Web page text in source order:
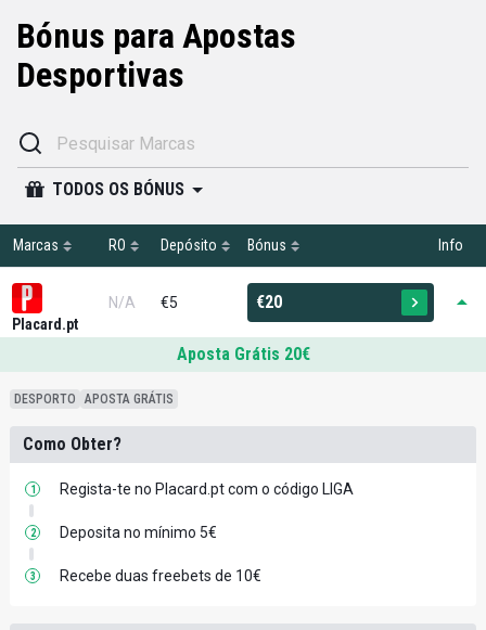
Bónus para Apostas
Desportivas
TODOS OS BÓNUS
Marcas RO Depósito Bónus Info
Placard.pt
N/A €5 €20
Aposta Grátis 20€
DESPORTO APOSTA GRÁTIS
Como Obter?
1 Regista-te no Placard.pt com o código LIGA
2 Deposita no mínimo 5€
3 Recebe duas freebets de 10€